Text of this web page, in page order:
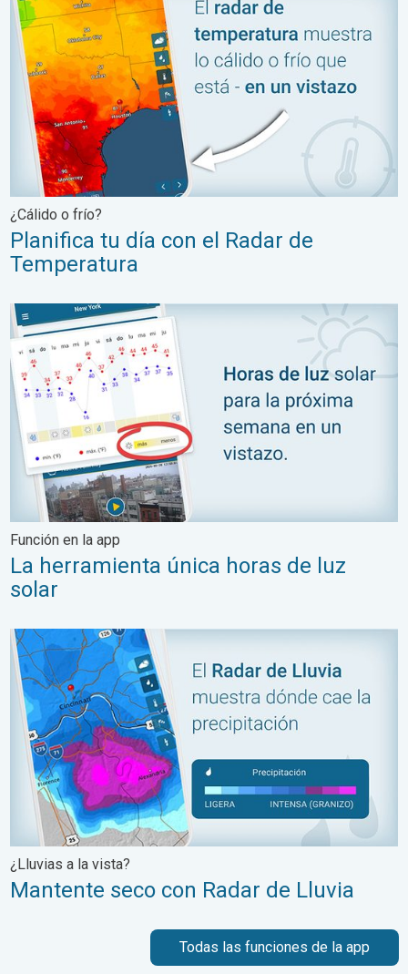
¿Cálido o frío?
Planifica tu día con el Radar de
Temperatura
La herramienta única horas de luz solar. Función en la app. . .
Función en la app
La herramienta única horas de luz
solar
Mantente seco con Radar de Lluvia. ¿Lluvias a la vista?. . .
¿Lluvias a la vista?
Mantente seco con Radar de Lluvia
Todas las funciones de la app